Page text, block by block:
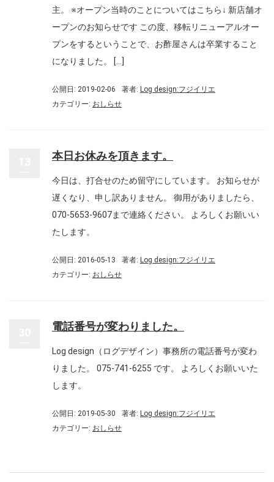
主。 ※オープン当時のことについてはこちら↓ 新店舗オ
ープンのお知らせです この度、移転リニューアルオー
プンをするということで、お酢屋さんは卒業すること
になりました。 […]
公開日: 2019-02-06 著者: Log design:フジイリエ
カテゴリー: おしらせ
本日お休みを頂きます。
今日は、打合せのため留守にしています。 お知らせが
遅くなり、申し訳ありません。 御用がありましたら、
070-5653-9607まで連絡ください。 よろしくお願いい
たします。
公開日: 2016-05-13 著者: Log design:フジイリエ
カテゴリー: おしらせ
電話番号が変わりました。
Log design（ログデザイン）事務所の電話番号が変わ
りました。 075-741-6255 です。 よろしくお願いいた
します。
公開日: 2019-05-30 著者: Log design:フジイリエ
カテゴリー: おしらせ